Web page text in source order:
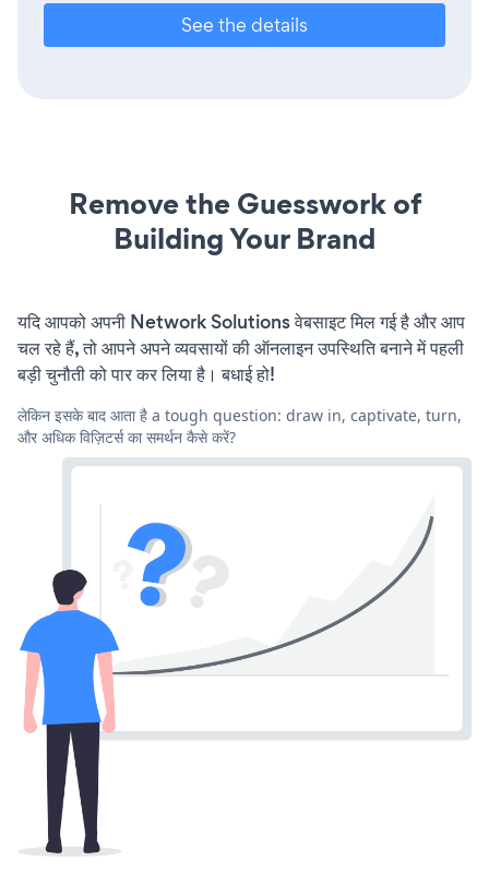
See the details
Remove the Guesswork of
Building Your Brand
यदि आपको अपनी Network Solutions वेबसाइट मिल गई है और आप
चल रहे हैं, तो आपने अपने व्यवसायों की ऑनलाइन उपस्थिति बनाने में पहली
बड़ी चुनौती को पार कर लिया है। बधाई हो!
लेकिन इसके बाद आता है a tough question: draw in, captivate, turn,
और अधिक विज़िटर्स का समर्थन कैसे करें?